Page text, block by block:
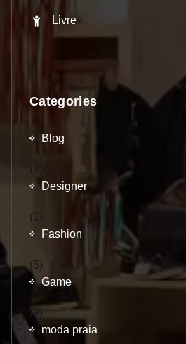
Livre
Categories
Blog
(83)
Designer
(1)
Fashion
(5)
Game
(9)
moda praia